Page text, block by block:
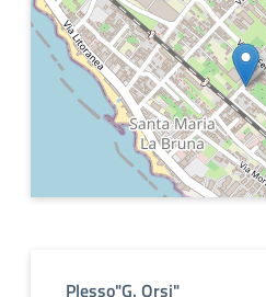
Plesso"G. Orsi"